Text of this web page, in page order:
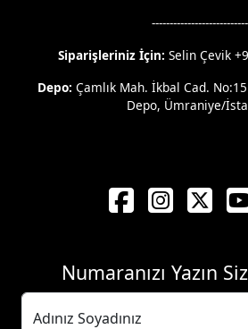
---------------------------
Siparişleriniz İçin: Selin Çevik
Depo: Çamlık Mah. İkbal Cad.
Depo, Ümraniye/
Numaranızı Yazın
Adınız Soyadınız